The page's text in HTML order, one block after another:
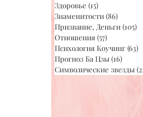
Здоровье (15)
Знаменитости (86)
Призвание, Деньги (105)
Отношения (57)
Психология Коучинг (63)
Прогноз Ба Цзы (16)
Символические звезды